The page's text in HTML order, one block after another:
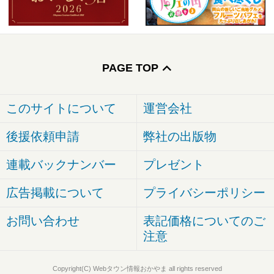
PAGE TOP
このサイトについて 運営会社
後援依頼申請 弊社の出版物
連載バックナンバー プレゼント
広告掲載について プライバシーポリシー
お問い合わせ
表記価格についてのご
注意
Copyright(C) Webタウン情報おかやま all rights reserved